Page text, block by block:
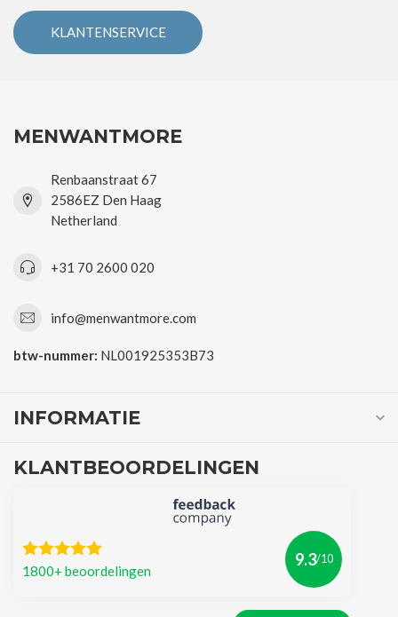
KLANTENSERVICE
MENWANTMORE
Renbaanstraat 67
2586EZ Den Haag
Netherland
+31 70 2600 020
info@menwantmore.com
btw-nummer: NL001925353B73
INFORMATIE
KLANTBEOORDELINGEN
1800+ beoordelingen
9.3/10